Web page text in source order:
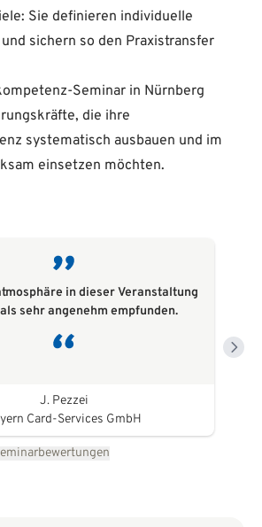
Sie definieren individuelle
sichern so den Praxistransfer
Seminar in Nürnberg
die ihre
systematisch ausbauen und im
einsetzen möchten.
in dieser Veranstaltung
sehr angenehm empfunden.
J. Pezzei
Card-Services GmbH